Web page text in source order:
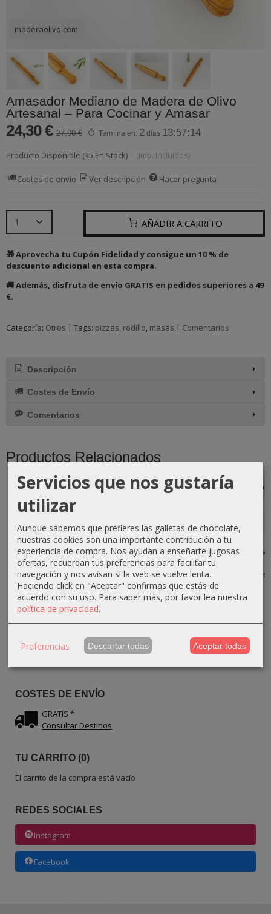
COSTES DE ENVÍO
GRATIS *
Consultar Destinos
TU CARRITO (0)
El carrito de la compra está vacío
REDES SOCIALES
Instagram
Facebook
maderaolivo.com
Amasador Mediano de Madera de Olivo
Artesanal – Para Cocinar y Amasar
24,30 € 27,00 € Termina en: 2 días 13:57:14
Producto Disponible (35 En Stock) - (Imp. Incluidos)
Costes de envío Ver descripción Hacer pregunta
AÑADIR A CARRITO
🎁 Aprovecha tu Cupón Fidelidad y consigue un 10 % de
descuento adicional en esta compra.
🚚 Además, disfruta de envío GRATIS en pedidos superiores a 49
€.
Categoría: Otros | Tags: pizzas rodillo masas | Comentarios
Descripción
Costes de Envío
Comentarios
Productos Relacionados
-10 %
Martillo para
Carne de
Madera de...
17,10 €19,00 €
-10 %
Salvamantel de
Madera de olivo
–...
15,30 €17,00 €
-10 %
Cortapizzas de
Madera de olivo
–...
14,40 € 16,00 €
-10 %
Pinzas de
Madera de olivo
29,00 €
Servicios que nos gustaría
utilizar
Aunque sabemos que prefieres las galletas de chocolate,
nuestras cookies son una importante contribución a tu
experiencia de compra. Nos ayudan a enseñarte jugosas
ofertas, recuerdan tus preferencias para facilitar tu
navegación y nos avisan si la web se vuelve lenta.
Haciendo click en "Aceptar" confirmas que estás de
acuerdo con su uso. Para saber más, por favor lea nuestra
política de privacidad.
Preferencias Descartar todas Aceptar todas